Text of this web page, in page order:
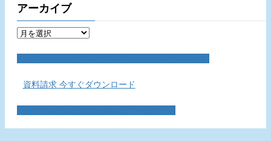
アーカイブ
ア
ー
資料請求 今すぐダウンロード